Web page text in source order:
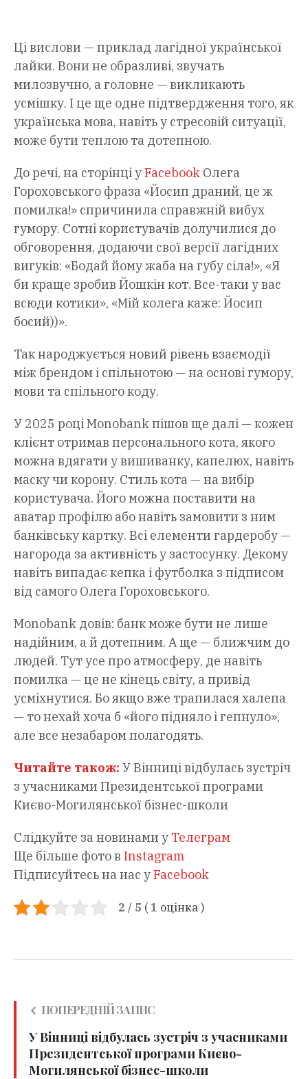
Ці вислови — приклад лагідної української
лайки. Вони не образливі, звучать
милозвучно, а головне — викликають
усмішку. І це ще одне підтвердження того, як
українська мова, навіть у стресовій ситуації,
може бути теплою та дотепною.
До речі, на сторінці уFacebook Олега
Гороховського фраза «Йосип драний, це ж
помилка!» спричинила справжній вибух
гумору. Сотні користувачів долучилися до
обговорення, додаючи свої версії лагідних
вигуків: «Бодай йому жаба на губу сіла!», «Я
би краще зробив Йошкін кот. Все-таки у вас
всюди котики», «Мій колега каже: Йосип
босий))».
Так народжується новий рівень взаємодії
між брендом і спільнотою — на основі гумору,
мови та спільного коду.
У 2025 році Мonobank пішов ще далі — кожен
клієнт отримав персонального кота, якого
можна вдягати у вишиванку, капелюх, навіть
маску чи корону. Стиль кота — на вибір
користувача. Його можна поставити на
аватар профілю або навіть замовити з ним
банківську картку. Всі елементи гардеробу —
нагорода за активність у застосунку. Декому
навіть випадає кепка і футболка з підписом
від самого Олега Гороховського.
Мonobank довів: банк може бути не лише
надійним, а й дотепним. А ще — ближчим до
людей. Тут усе про атмосферу, де навіть
помилка — це не кінець світу, а привід
усміхнутися. Бо якщо вже трапилася халепа
— то нехай хоча б «його підняло і гепнуло»,
але все незабаром полагодять.
Читайте також: У Вінниці відбулась зустріч
з учасниками Президентської програми
Києво-Могилянської бізнес-школи
Слідкуйте за новинами у Телеграм
Ще більше фото в Instagram
Підписуйтесь на нас уFacebook
2 / 5 (1 оцінка )
ПОПЕРЕДНІЙ ЗАПИС
У Вінниці відбулась зустріч з учасниками
Президентської програми Києво-
Могилянської бізнес-школи